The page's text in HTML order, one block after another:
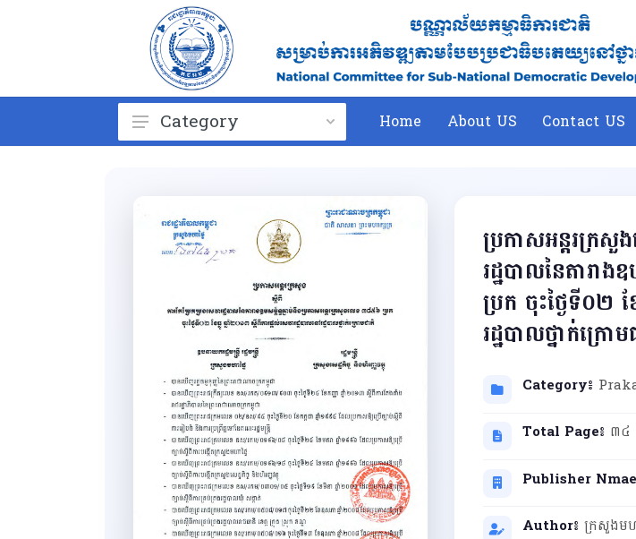
Law
Royal Decree
Circular
Giudeline
Decision
Letter
Form NCDD
Category Home About US Contact US
ប្រកាសអន្តរក្រសួ
រដ្ឋបាលនៃតារា
ប្រក ចុះថ្ងៃទី០២
រដ្ឋបាលថ្នាក់ក្រោ
Category៖
Total Page៖ ៣៤
Publisher
Author៖ ក្រសួងមហ